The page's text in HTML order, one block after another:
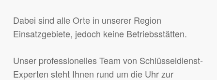
Dabei sind alle Orte in unserer Region
Einsatzgebiete, jedoch keine Betriebsstätten.
Unser professionelles Team von Schlüsseldienst-
Experten steht Ihnen rund um die Uhr zur